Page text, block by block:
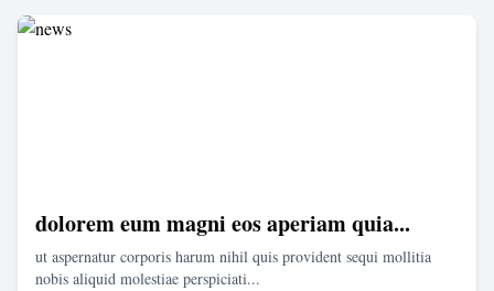
dolorem eum magni eos aperiam quia...
ut aspernatur corporis harum nihil quis provident sequi mollitia
nobis aliquid molestiae perspiciati...